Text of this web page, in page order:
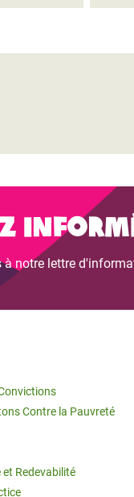
à notre lettre
Contre la Pauvreté
Redevabilité